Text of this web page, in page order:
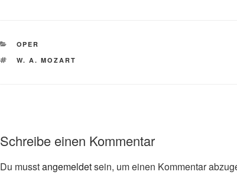
KATEGORIEN
OPER
SCHLAGWÖRTER
W. A. MOZART
Schreibe einen Kommentar
Du musstangemeldetsein, um einen Kommentar